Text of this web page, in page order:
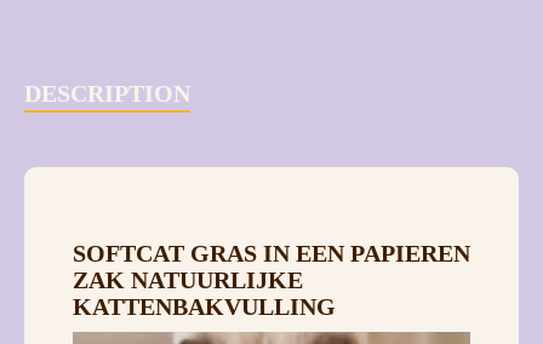
DESCRIPTION
SOFTCAT GRAS IN EEN PAPIEREN
ZAK NATUURLIJKE
KATTENBAKVULLING